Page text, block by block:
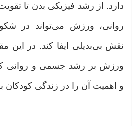
دارد. از رشد فیزیکی بدن تا
روانی، ورزش می‌تواند در
نقش بی‌بدیلی ایفا کند. در این
ورزش بر رشد جسمی و روانی
و اهمیت آن را در زندگی کودکان